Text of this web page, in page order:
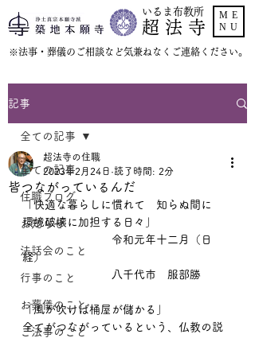
いるま布教所
超 法 寺
​※法事・葬儀のご相談など気兼ねなくご連絡ください。
ME
NU
記事
全ての記事
住職ブログ
お知らせ
法話会のこと
行事のこと
お葬儀のこと
ご法事のこと
全ての記事
皆つながっているんだ
超法寺の住職
2023年2月24日 読了時間: 2分
「快適な暮らしに慣れて　知らぬ間に
環境破壊に加担する日々」
令和元年十二月（日
経）
八千代市　服部勝
「風が吹けば桶屋が儲かる」
全てがつながっているという、仏教の説